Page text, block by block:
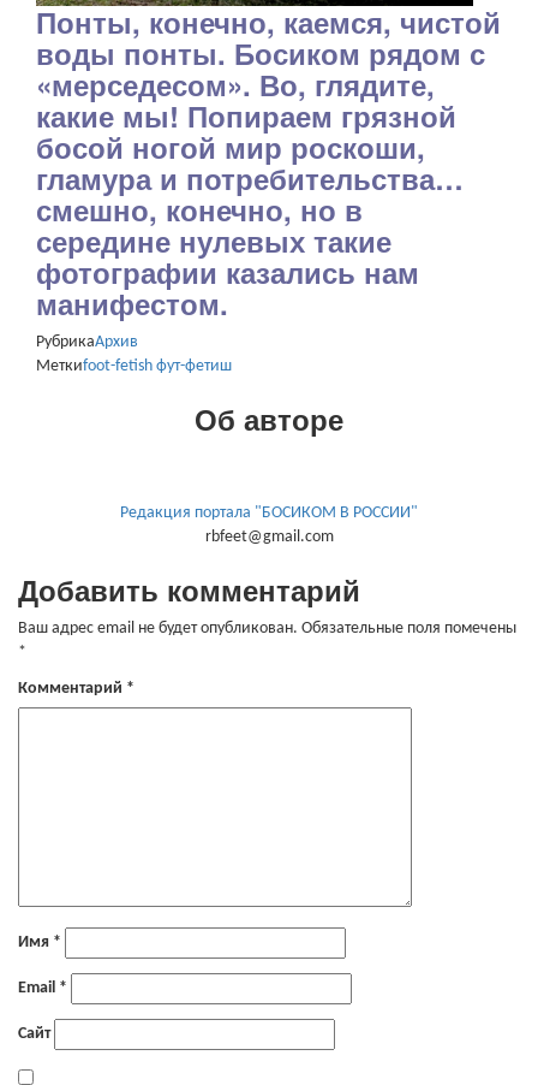
Понты, конечно, каемся, чистой
воды понты. Босиком рядом с
«мерседесом». Во, глядите,
какие мы! Попираем грязной
босой ногой мир роскоши,
гламура и потребительства…
смешно, конечно, но в
середине нулевых такие
фотографии казались нам
манифестом.
РубрикаАрхив
Меткиfoot-fetish фут-фетиш
Об авторе
Редакция портала "БОСИКОМ В РОССИИ"
rbfeet@gmail.com
Добавить комментарий
Ваш адрес email не будет опубликован. Обязательные поля помечены
*
Комментарий *
Имя *
Email *
Сайт